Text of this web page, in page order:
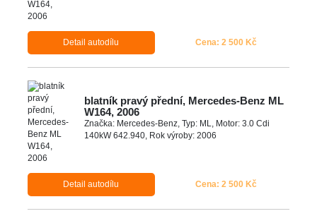
Detail autodílu Cena: 2 500 Kč
blatník pravý přední, Mercedes-Benz ML
W164, 2006
Značka: Mercedes-Benz, Typ: ML, Motor: 3.0 Cdi
140kW 642.940, Rok výroby: 2006
Detail autodílu Cena: 2 500 Kč